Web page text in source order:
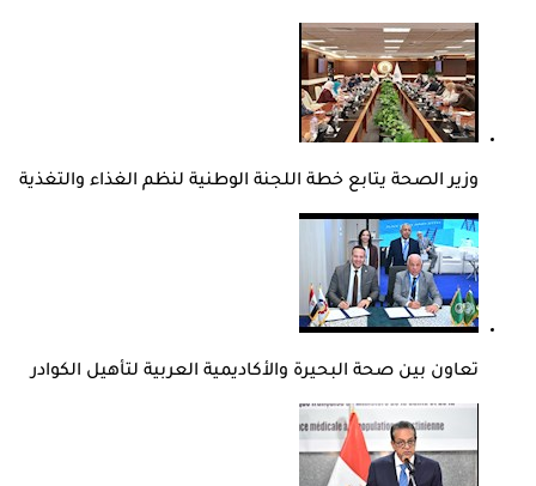
وزير الصحة يتابع خطة اللجنة الوطنية لنظم الغذاء والتغذية
تعاون بين صحة البحيرة والأكاديمية العربية لتأهيل الكوادر